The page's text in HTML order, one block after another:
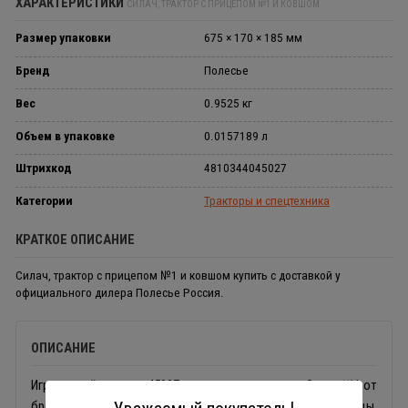
СИЛАЧ, ТРАКТОР С ПРИЦЕПОМ №1 И КОВШОМ
Размер упаковки 675 × 170 × 185 мм
Бренд Полесье
Вес 0.9525 кг
Объем в упаковке 0.0157189 л
Штрихкод 4810344045027
Категории Тракторы и спецтехника
КРАТКОЕ ОПИСАНИЕ
Силач, трактор с прицепом №1 и ковшом купить с доставкой у
официального дилера Полесье Россия.
ОПИСАНИЕ
Игрушечный трактор 45027 с прицепом и ковшом Силач №1 от